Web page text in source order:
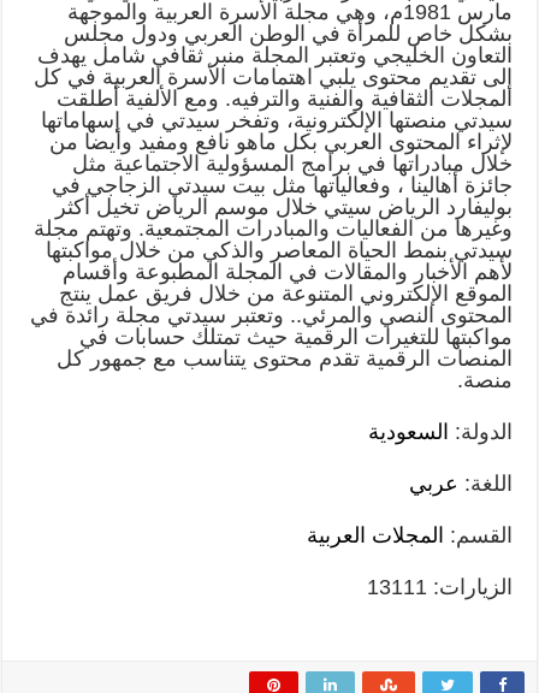
مارس 1981م، وهي مجلة الأسرة العربية والموجهة
بشكل خاص للمرأة في الوطن العربي ودول مجلس
التعاون الخليجي وتعتبر المجلة منبر ثقافي شامل يهدف
إلى تقديم محتوى يلبي اهتمامات الأسرة العربية في كل
المجلات الثقافية والفنية والترفيه. ومع الألفية أطلقت
سيدتي منصتها الإلكترونية، وتفخر سيدتي في إسهاماتها
لإثراء المحتوى العربي بكل ماهو نافع ومفيد وأيضا من
خلال مبادراتها في برامج المسؤولية الاجتماعية مثل
جائزة أهالينا ، وفعالياتها مثل بيت سيدتي الزجاجي في
بوليفارد الرياض سيتي خلال موسم الرياض تخيل أكثر
وغيرها من الفعاليات والمبادرات المجتمعية. وتهتم مجلة
سيدتي بنمط الحياة المعاصر والذكي من خلال مواكبتها
لأهم الأخبار والمقالات في المجلة المطبوعة وأقسام
الموقع الإلكتروني المتنوعة من خلال فريق عمل ينتج
المحتوى النصي والمرئي.. وتعتبر سيدتي مجلة رائدة في
مواكبتها للتغيرات الرقمية حيث تمتلك حسابات في
المنصات الرقمية تقدم محتوى يتناسب مع جمهور كل
منصة.
الدولة: السعودية
اللغة: عربي
القسم: المجلات العربية
الزيارات: 13111